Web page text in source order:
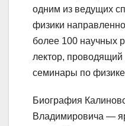
одним из ведущих
физики
более 100 научных
лектор,
семинары по физике
Биография
Владимировича —